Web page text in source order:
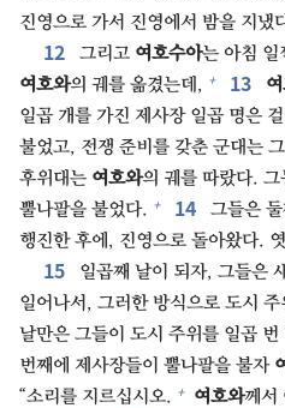
진영으로 가서 진영에서 밤을 지냈
12⁠ 그리고 여호수아는 아침 일
여호와의 궤를 옮겼는데, + 13⁠
일곱 개를 가진 제사장 일곱 명은
불었고, 전쟁 준비를 갖춘 군대는
후위대는 여호와의 궤를 따랐다. 그
뿔나팔을 불었다. + 14⁠
그들은
행진한 후에, 진영으로 돌아왔다.
15⁠
일곱째 날이 되자, 그들은
일어나서, 그러한 방식으로 도시
날만은 그들이 도시 주위를 일곱 번
번째에 제사장들이 뿔나팔을 불자
“소리를 지르십시오. + 여호와께서